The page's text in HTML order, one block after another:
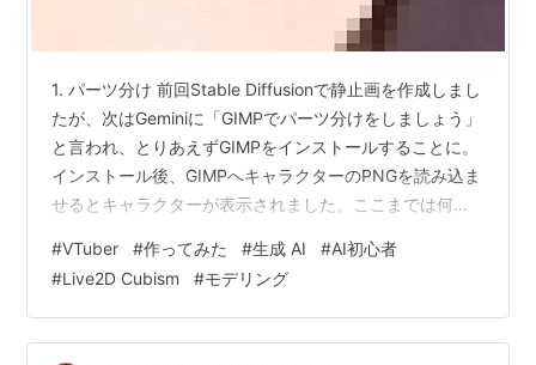
1. パーツ分け 前回Stable Diffusionで静止画を作成しまし
たが、次はGeminiに「GIMPでパーツ分けをしましょう」
と言われ、とりあえずGIMPをインストールすることに。
インストール後、GIMPへキャラクターのPNGを読み込ま
せるとキャラクターが表示されました。ここまでは何の
先はわからないので、とりあえずGeminiに相談していく
ことにしました。 理由を聞くと、大まかには そもそも
「パーツ分け」の正体：1枚の静止画（PNG）を、目・
口・髪・腕などの部品ごとに切り分ける作業のこと。 な
#VTuber #作ってみた #生成 AI #AI初心者
#Live2D Cubism #モデリング